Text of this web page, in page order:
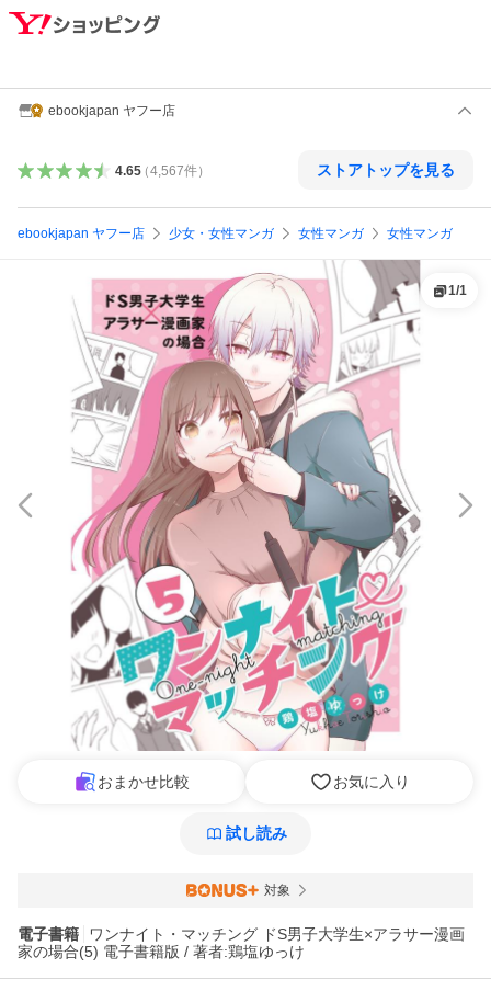
ebookjapan ヤフー店
4.65（4,567件） ストアトップを見る
ebookjapan ヤフー店 少女・女性マンガ 女性マンガ 女性マンガ
1/1
おまかせ比較 お気に入り
試し読み
対象
電子書籍
ワンナイト・マッチング ドS男子大学生×アラサー漫画
家の場合(5) 電子書籍版 / 著者:鶏塩ゆっけ